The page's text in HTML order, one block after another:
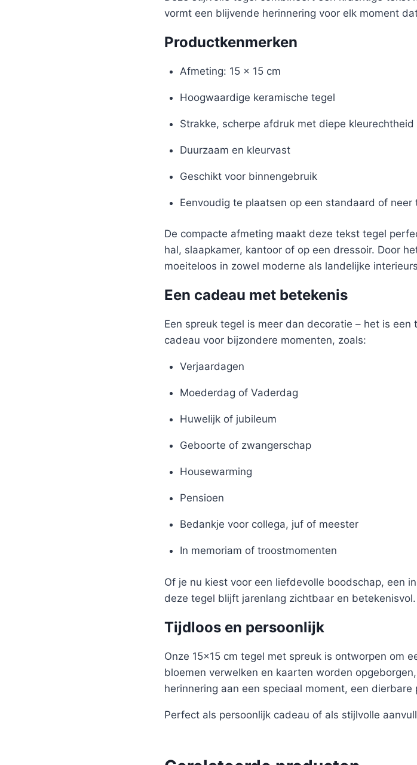
vormt een blijvende herinnering voor elk moment
Productkenmerken
Afmeting: 15 x 15 cm
Hoogwaardige keramische tegel
Strakke, scherpe afdruk met diepe kleurechtheid
Duurzaam en kleurvast
Geschikt voor binnengebruik
Eenvoudig te plaatsen op een standaard of
De compacte afmeting maakt deze tekst tegel
hal, slaapkamer, kantoor of op een dressoir. Door
moeiteloos in zowel moderne als landelijke
Een cadeau met betekenis
Een spreuk tegel is meer dan decoratie – het is
cadeau voor bijzondere momenten, zoals:
Verjaardagen
Moederdag of Vaderdag
Huwelijk of jubileum
Geboorte of zwangerschap
Housewarming
Pensioen
Bedankje voor collega, juf of meester
In memoriam of troostmomenten
Of je nu kiest voor een liefdevolle boodschap, een
deze tegel blijft jarenlang zichtbaar en betekenisvol.
Tijdloos en persoonlijk
Onze 15×15 cm tegel met spreuk is ontworpen om
bloemen verwelken en kaarten worden
herinnering aan een speciaal moment, een
Perfect als persoonlijk cadeau of als stijlvolle